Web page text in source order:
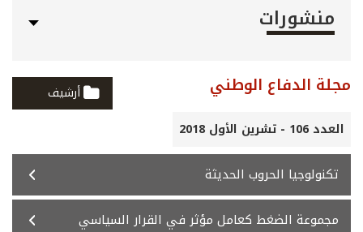
منشورات
مجلة الدفاع الوطني
أرشيف
العدد 106 - تشرين الأول 2018
تكنولوجيا الحروب الحديثة
مجموعة الضغط كعامل مؤثر في القرار السياسي